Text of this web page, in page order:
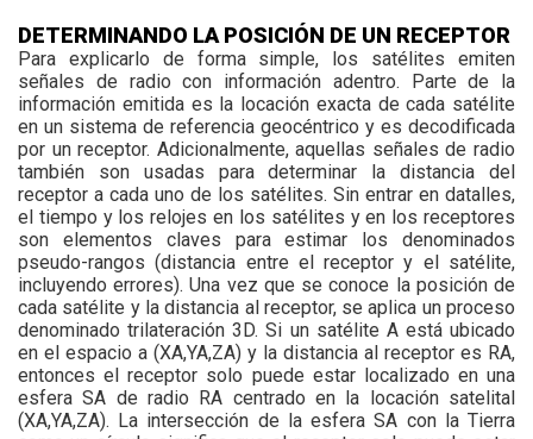
DETERMINANDO LA POSICIÓN DE UN RECEPTOR
Para explicarlo de forma simple, los satélites emiten
señales de radio con información adentro. Parte de la
información emitida es la locación exacta de cada satélite
en un sistema de referencia geocéntrico y es decodificada
por un receptor. Adicionalmente, aquellas señales de radio
también son usadas para determinar la distancia del
receptor a cada uno de los satélites. Sin entrar en datalles,
el tiempo y los relojes en los satélites y en los receptores
son elementos claves para estimar los denominados
pseudo-rangos (distancia entre el receptor y el satélite,
incluyendo errores). Una vez que se conoce la posición de
cada satélite y la distancia al receptor, se aplica un proceso
denominado trilateración 3D. Si un satélite A está ubicado
en el espacio a (XA,YA,ZA) y la distancia al receptor es RA,
entonces el receptor solo puede estar localizado en una
esfera SA de radio RA centrado en la locación satelital
(XA,YA,ZA). La intersección de la esfera SA con la Tierra